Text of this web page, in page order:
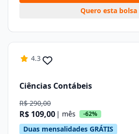
Quero esta bolsa
4.3
Ciências Contábeis
R$ 290,00
R$ 109,00 | mês -62%
Duas mensalidades GRÁTIS